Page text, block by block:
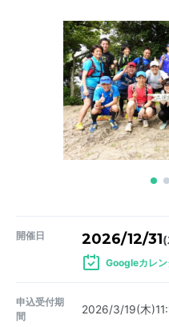
開催日 2026/12/31
Googleカレ
申込受付期
間
2026/3/19(木